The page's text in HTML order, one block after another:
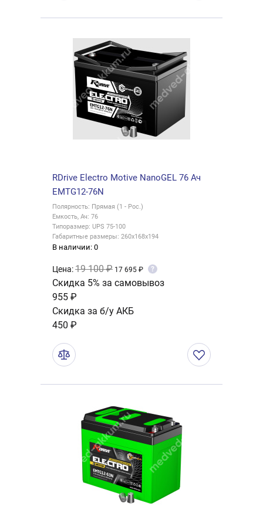
RDrive Electro Motive NanoGEL 76 Ач
EMTG12-76N
Полярность: Прямая (1 - Рос.)
Емкость, Ач: 76
Типоразмер: UPS 75-100
Габаритные размеры: 260x168x194
В наличии: 0
Цена:19 100 ₽ 17 695 ₽ ?
Скидка 5% за самовывоз
955 ₽
Скидка за б/у АКБ
450 ₽